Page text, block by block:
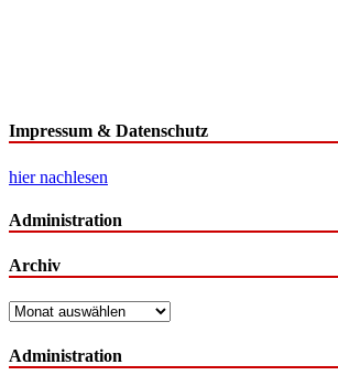
Impressum & Datenschutz
hier nachlesen
Administration
Archiv
Archiv
Administration